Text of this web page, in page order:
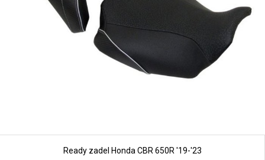
Ready zadel Honda CBR 650R '19-'23